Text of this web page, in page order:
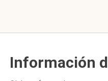
Información